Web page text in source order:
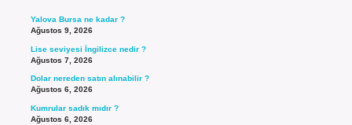
Yalova Bursa ne kadar ?
Ağustos 9, 2026
Lise seviyesi İngilizce nedir ?
Ağustos 7, 2026
Dolar nereden satın alınabilir ?
Ağustos 6, 2026
Kumrular sadık mıdır ?
Ağustos 6, 2026